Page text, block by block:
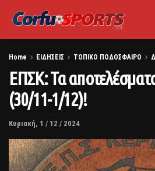
Home ΕΙΔΗΣΕΙΣ ΤΟΠΙΚΟ ΠΟΔΟΣΦΑΙΡΟ
ΕΠΣΚ: Τα
(30/11-1/12)!
Κυριακή, 1 / 12 / 2024